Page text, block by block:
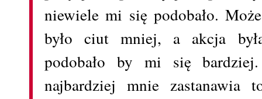
niewiele mi się podobało.
było ciut mniej, a akcja
podobało by mi się
najbardziej mnie